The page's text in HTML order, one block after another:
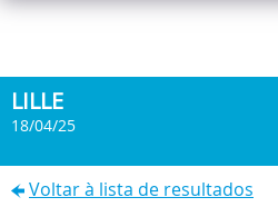
LILLE
18/04/25
Voltar à lista de resultados